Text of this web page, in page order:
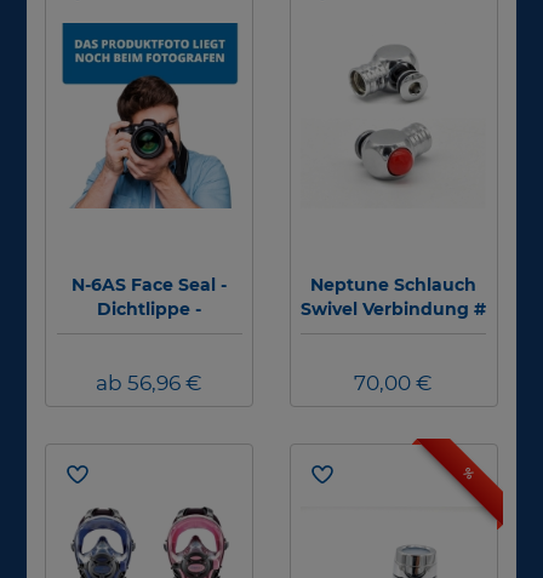
N-6AS Face Seal -
Dichtlippe -
Neptune Space
ab 56,96 €
Neptune Schlauch
Swivel Verbindung #
70,00 €
%